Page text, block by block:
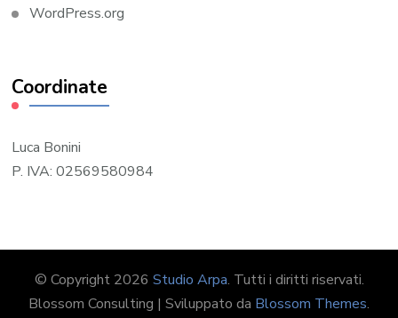
WordPress.org
Coordinate
Luca Bonini
P. IVA: 02569580984
© Copyright 2026 Studio Arpa. Tutti i diritti riservati.
Blossom Consulting | Sviluppato da Blossom Themes.